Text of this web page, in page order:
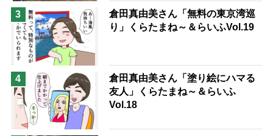
3
倉田真由美さん「無料の東京湾巡
り」くらたまね～＆らいふVol.19
4
倉田真由美さん「塗り絵にハマる
友人」くらたまね～＆らいふ
Vol.18